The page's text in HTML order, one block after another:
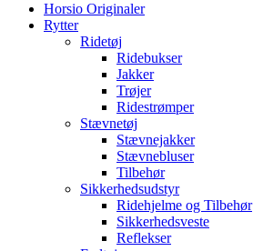
Horsio Originaler
Rytter
Ridetøj
Ridebukser
Jakker
Trøjer
Ridestrømper
Stævnetøj
Stævnejakker
Stævnebluser
Tilbehør
Sikkerhedsudstyr
Ridehjelme og Tilbehør
Sikkerhedsveste
Reflekser